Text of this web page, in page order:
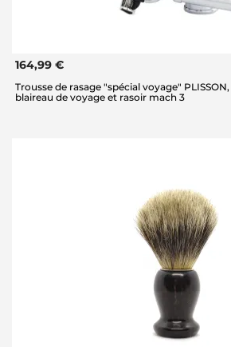
164,99 €
Trousse de rasage "spécial voyage"
blaireau de voyage et rasoir mach 3